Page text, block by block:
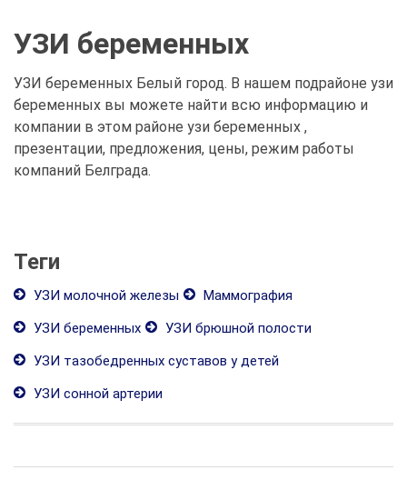
УЗИ беременных
УЗИ беременных Белый город. В нашем подрайоне узи
беременных вы можете найти всю информацию и
компании в этом районе узи беременных ,
презентации, предложения, цены, режим работы
компаний Белграда.
Теги
УЗИ молочной железы
Маммография
УЗИ беременных
УЗИ брюшной полости
УЗИ тазобедренных суставов у детей
УЗИ сонной артерии